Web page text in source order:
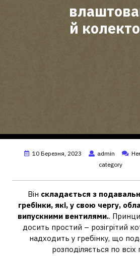
й
10 Березня, 2023 admin
category
Він складається з
гребінки, які, у свою чергу,
випускними вентилями..
досить простий – розігрітий
надходить у гребінку, що
розподіляється по всіх